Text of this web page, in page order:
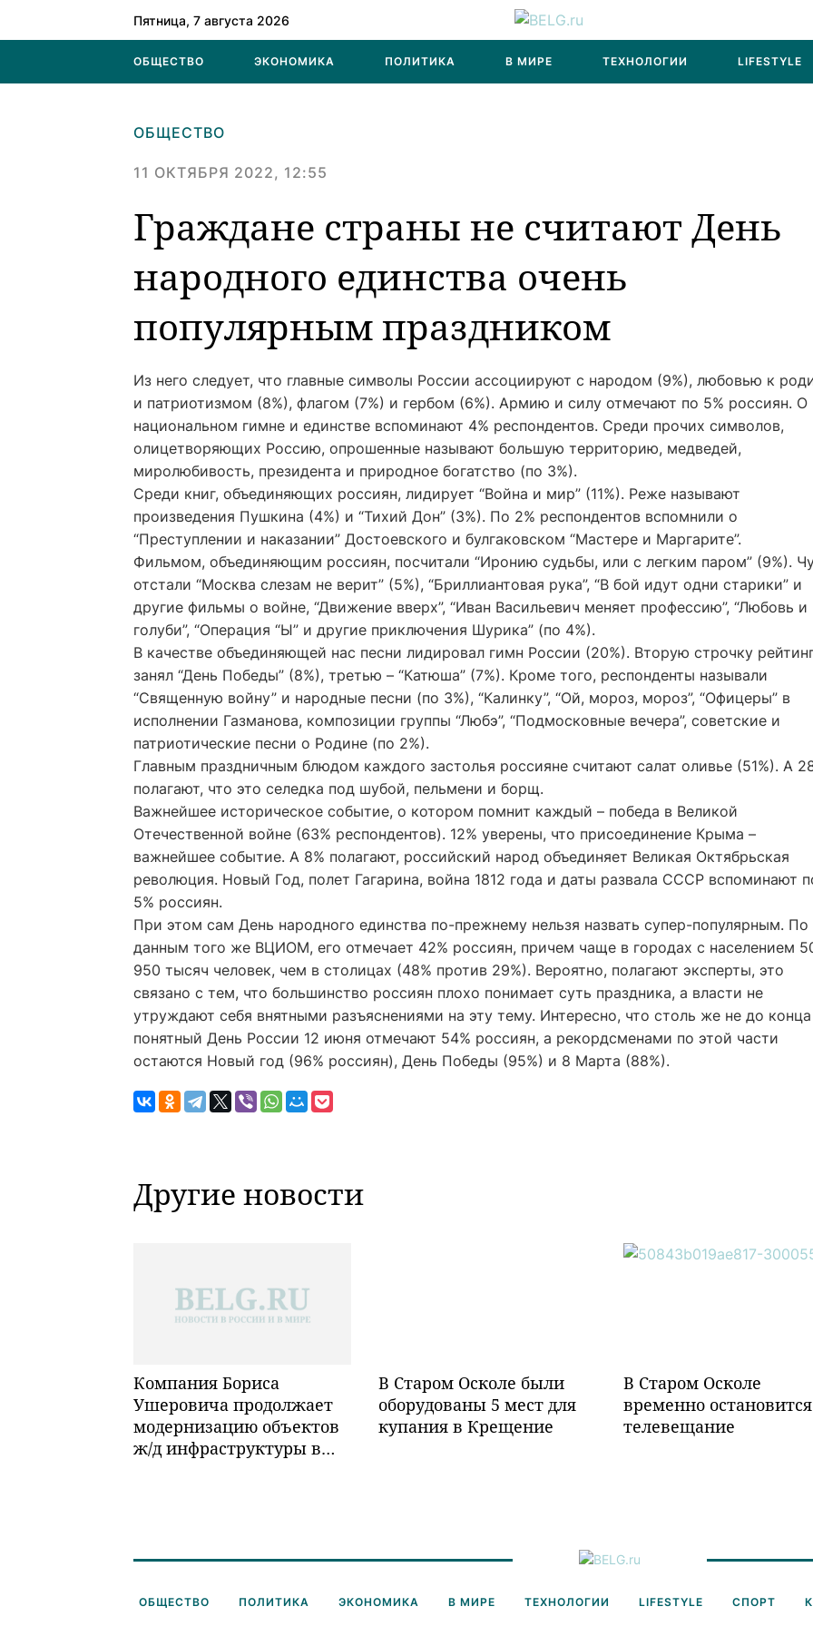
Пятница, 7 августа 2026
ОБЩЕСТВО ЭКОНОМИКА ПОЛИТИКА В МИРЕ ТЕХНОЛОГИИ LIFESTYLE
ОБЩЕСТВО
11 ОКТЯБРЯ 2022, 12:55
Граждане страны не считают День
народного единства очень
популярным праздником
Из него следует, что главные символы России ассоциируют с народом (9%), любовью к
и патриотизмом (8%), флагом (7%) и гербом (6%). Армию и силу отмечают по 5% россиян. О
национальном гимне и единстве вспоминают 4% респондентов. Среди прочих символов,
олицетворяющих Россию, опрошенные называют большую территорию, медведей,
миролюбивость, президента и природное богатство (по 3%).
Среди книг, объединяющих россиян, лидирует “Война и мир” (11%). Реже называют
произведения Пушкина (4%) и “Тихий Дон” (3%). По 2% респондентов вспомнили о
“Преступлении и наказании” Достоевского и булгаковском “Мастере и Маргарите”.
Фильмом, объединяющим россиян, посчитали “Иронию судьбы, или с легким паром” (9%).
отстали “Москва слезам не верит” (5%), “Бриллиантовая рука”, “В бой идут одни старики” и
другие фильмы о войне, “Движение вверх”, “Иван Васильевич меняет профессию”, “Любовь и
голуби”, “Операция “Ы” и другие приключения Шурика” (по 4%).
В качестве объединяющей нас песни лидировал гимн России (20%). Вторую строчку
занял “День Победы” (8%), третью – “Катюша” (7%). Кроме того, респонденты называли
“Священную войну” и народные песни (по 3%), “Калинку”, “Ой, мороз, мороз”, “Офицеры” в
исполнении Газманова, композиции группы “Любэ”, “Подмосковные вечера”, советские и
патриотические песни о Родине (по 2%).
Главным праздничным блюдом каждого застолья россияне считают салат оливье (51%). А
полагают, что это селедка под шубой, пельмени и борщ.
Важнейшее историческое событие, о котором помнит каждый – победа в Великой
Отечественной войне (63% респондентов). 12% уверены, что присоединение Крыма –
важнейшее событие. А 8% полагают, российский народ объединяет Великая Октябрьская
революция. Новый Год, полет Гагарина, война 1812 года и даты развала СССР вспоминают
5% россиян.
При этом сам День народного единства по-прежнему нельзя назвать супер-популярным. По
данным того же ВЦИОМ, его отмечает 42% россиян, причем чаще в городах с населением
950 тысяч человек, чем в столицах (48% против 29%). Вероятно, полагают эксперты, это
связано с тем, что большинство россиян плохо понимает суть праздника, а власти не
утруждают себя внятными разъяснениями на эту тему. Интересно, что столь же не до конца
понятный День России 12 июня отмечают 54% россиян, а рекордсменами по этой части
остаются Новый год (96% россиян), День Победы (95%) и 8 Марта (88%).
Другие новости
Компания Бориса
Ушеровича продолжает
модернизацию объектов
ж/д инфраструктуры в
В Старом Осколе были
оборудованы 5 мест для
купания в Крещение
В Старом Осколе
временно остановится
телевещание
ОБЩЕСТВО ПОЛИТИКА ЭКОНОМИКА В МИРЕ ТЕХНОЛОГИИ LIFESTYLE СПОРТ